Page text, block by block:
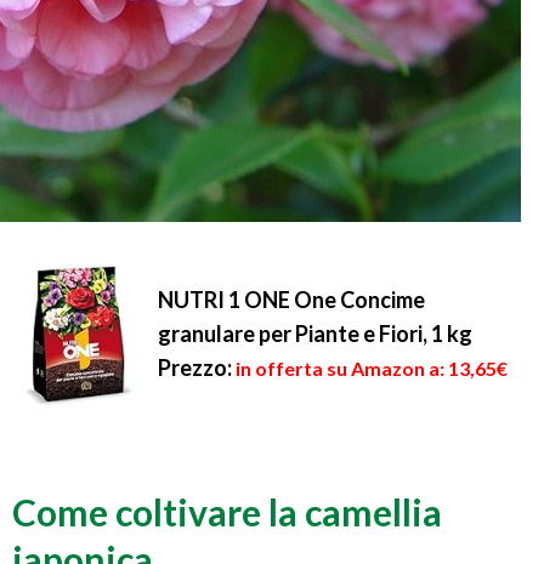
NUTRI 1 ONE One Concime
granulare per Piante e Fiori, 1 kg
Prezzo: in offerta su Amazon a: 13,65€
Come coltivare la camellia